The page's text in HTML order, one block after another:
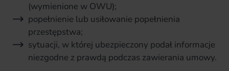
(wymienione w OWU);
popełnienie lub usiłowanie popełnienia
przestępstwa;
sytuacji, w której ubezpieczony podał informacje
niezgodne z prawdą podczas zawierania umowy.